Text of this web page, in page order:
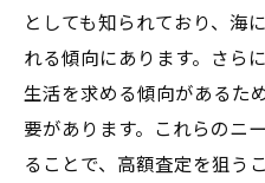
満員御礼の買取エ
成功事例から学
地域特有の成功事
広島県呉市広大広
としても知られており、海
れる傾向にあります。さら
生活を求める傾向があるた
要があります。これらのニ
ることで、高額査定を狙う